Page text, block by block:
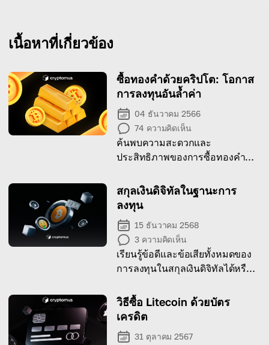
เนื้อหาที่เกี่ยวข้อง
ซื้อทองคำด้วยคริปโต: โอกาส
การลงทุนอันล้ำค่า
04 ธันวาคม 2566
74 ความคิดเห็น
ค้นพบความสะดวกและ
ประสิทธิภาพของการซื้อทองคำ
สกุลเงินดิจิทัลในฐานะการ
ลงทุน
15 ธันวาคม 2568
3 ความคิดเห็น
เรียนรู้ข้อดีและข้อเสียทั้งหมดของ
การลงทุนในสกุลเงินดิจิทัลได้หรือ
วิธีซื้อ Litecoin ด้วยบัตร
เครดิต
31 ตุลาคม 2567